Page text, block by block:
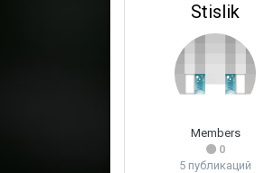
Stislik
Members
0
5 публикаций